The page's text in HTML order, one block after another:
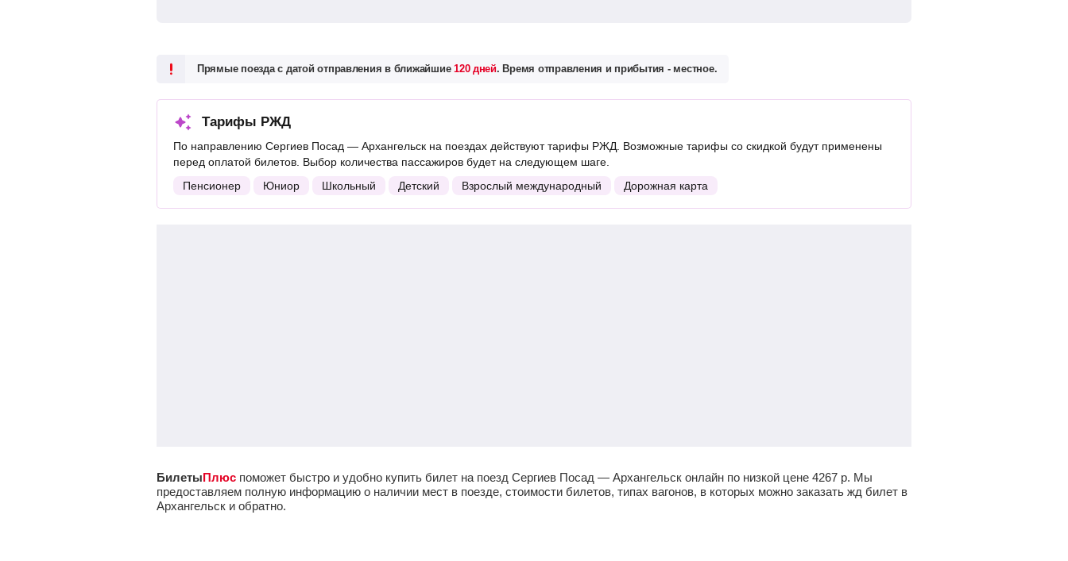
Прямые поезда с датой отправления в ближайшие120 дней. Время отправления и прибытия - местное.
Тарифы РЖД
По направлению Сергиев Посад — Архангельск на поездах действуют тарифы РЖД. Возможные тарифы со скидкой будут применены
перед оплатой билетов. Выбор количества пассажиров будет на следующем шаге.
Пенсионер
Юниор Школьный Детский Взрослый международный Дорожная карта
БилетыПлюс поможет быстро и удобно купить билет на поезд Сергиев Посад — Архангельск онлайн по низкой цене 4267 р. Мы
предоставляем полную информацию о наличии мест в поезде, стоимости билетов, типах вагонов, в которых можно заказать жд билет в
Архангельск и обратно.